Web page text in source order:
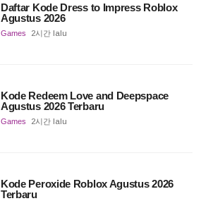
Daftar Kode Dress to Impress Roblox
Agustus 2026
Games 2시간 lalu
Kode Redeem Love and Deepspace
Agustus 2026 Terbaru
Games 2시간 lalu
Kode Peroxide Roblox Agustus 2026
Terbaru